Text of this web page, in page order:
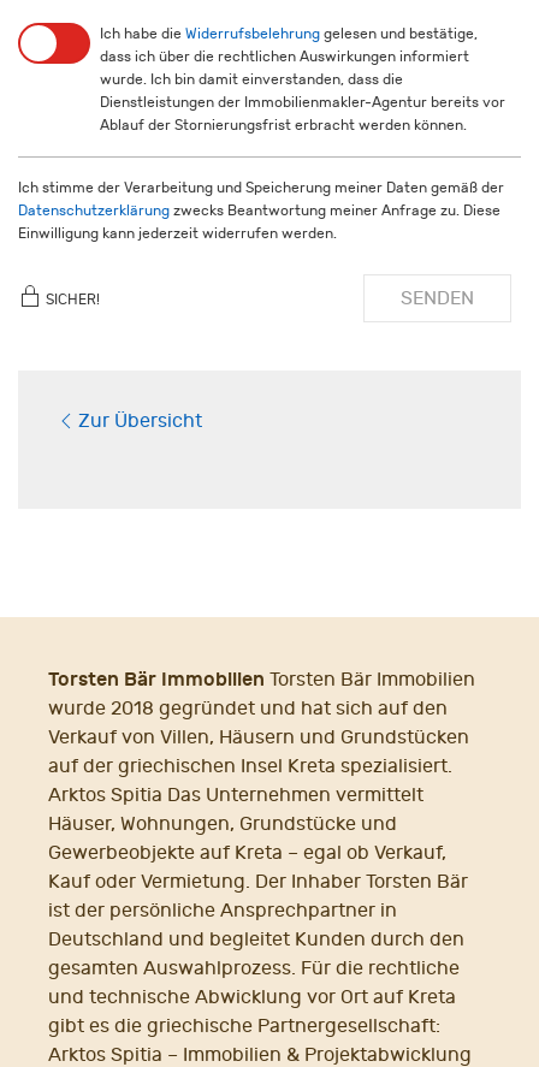
Ich habe die Widerrufsbelehrung gelesen und bestätige,
dass ich über die rechtlichen Auswirkungen informiert
wurde. Ich bin damit einverstanden, dass die
Dienstleistungen der Immobilienmakler-Agentur bereits vor
Ablauf der Stornierungsfrist erbracht werden können.
Ich stimme der Verarbeitung und Speicherung meiner Daten gemäß der
Datenschutzerklärung zwecks Beantwortung meiner Anfrage zu. Diese
Einwilligung kann jederzeit widerrufen werden.
SICHER! SENDEN
Zur Übersicht
Torsten Bär Immobilien Torsten Bär Immobilien
wurde 2018 gegründet und hat sich auf den
Verkauf von Villen, Häusern und Grundstücken
auf der griechischen Insel Kreta spezialisiert.
Arktos Spitia Das Unternehmen vermittelt
Häuser, Wohnungen, Grundstücke und
Gewerbeobjekte auf Kreta – egal ob Verkauf,
Kauf oder Vermietung. Der Inhaber Torsten Bär
ist der persönliche Ansprechpartner in
Deutschland und begleitet Kunden durch den
gesamten Auswahlprozess. Für die rechtliche
und technische Abwicklung vor Ort auf Kreta
gibt es die griechische Partnergesellschaft:
Arktos Spitia – Immobilien & Projektabwicklung